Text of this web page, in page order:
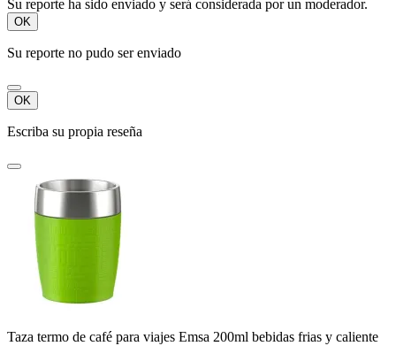
Su reporte ha sido enviado y será considerada por un moderador.
OK
Su reporte no pudo ser enviado
OK
Escriba su propia reseña
Taza termo de café para viajes Emsa 200ml bebidas frias y caliente